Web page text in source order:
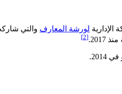
الإدارية لورشة المعارف والتي شاركت في تأسيسها
[2]